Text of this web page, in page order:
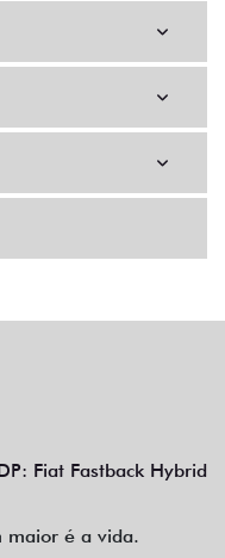
Fiat Fastback Hybrid
maior é a vida.